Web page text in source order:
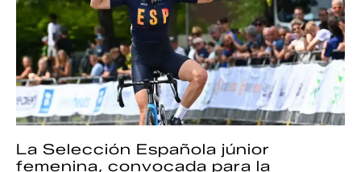
La Selección Española júnior
femenina, convocada para la